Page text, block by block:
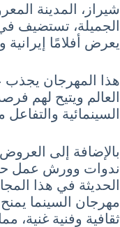
شيراز، المدينة
الجميلة، تستضيف
يعرض أفلامًا إيرانية
هذا المهرجان يجذب
العالم ويتيح لهم
السينمائية
بالإضافة إلى
ندوات وورش عمل
الحديثة في هذا
مهرجان السينما
ثقافية وفنية غنية،